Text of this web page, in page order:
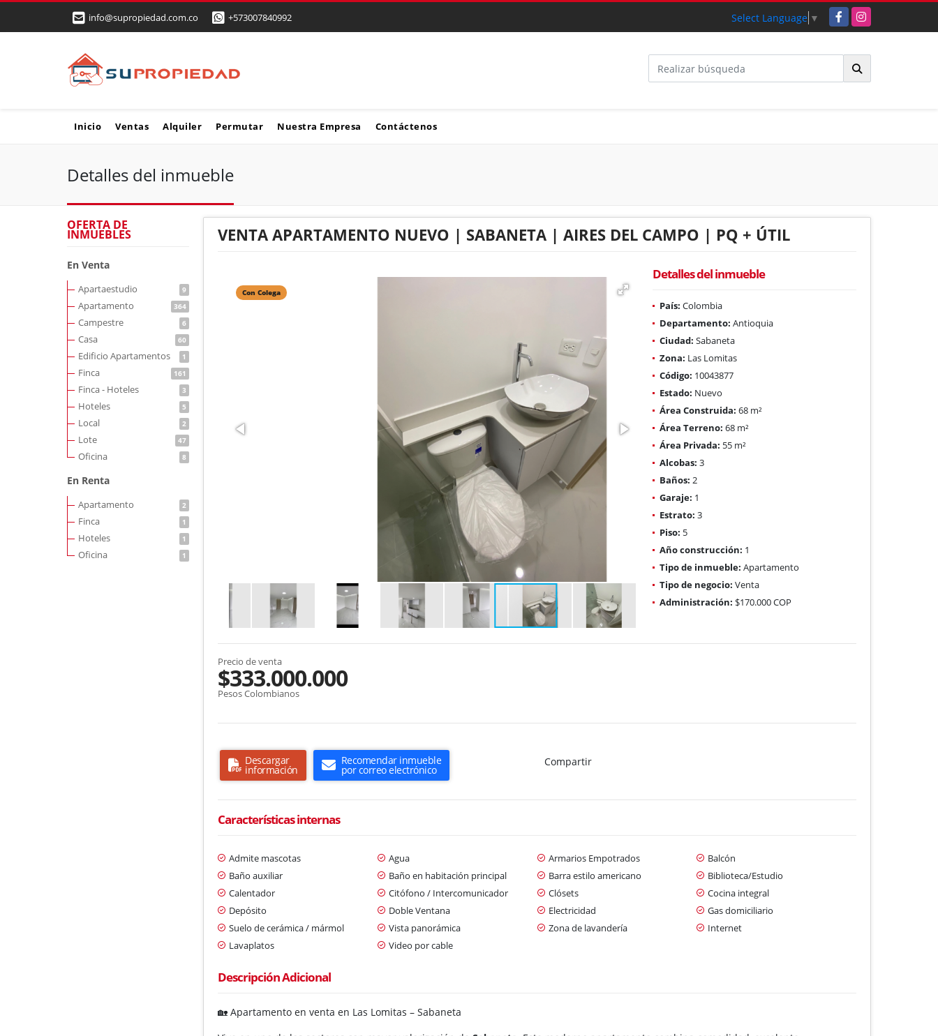
info@supropiedad.com.co +573007840992 Select Language ▼ FacebookInstagram
Inicio Ventas Alquiler Permutar Nuestra Empresa Contáctenos
Detalles del inmueble
OFERTA DE
INMUEBLES
En Venta
Apartaestudio 9
Apartamento 364
Campestre 6
Casa 60
Edificio Apartamentos 1
Finca 161
Finca - Hoteles 3
Hoteles 5
Local 2
Lote 47
Oficina 8
En Renta
Apartamento 2
Finca 1
Hoteles 1
Oficina 1
VENTA APARTAMENTO NUEVO | SABANETA | AIRES DEL CAMPO | PQ + ÚTIL
Con Colega
Detalles del inmueble
País: Colombia
Departamento: Antioquia
Ciudad: Sabaneta
Zona: Las Lomitas
Código: 10043877
Estado: Nuevo
Área Construida: 68 m²
Área Terreno: 68 m²
Área Privada: 55 m²
Alcobas: 3
Baños: 2
Garaje: 1
Estrato: 3
Piso: 5
Año construcción: 1
Tipo de inmueble: Apartamento
Tipo de negocio: Venta
Administración: $170.000 COP
Precio de venta
$333.000.000
Pesos Colombianos
Descargar
información
Recomendar inmueble
por correo electrónico
Compartir
Características internas
Admite mascotas Agua Armarios Empotrados
Balcón
Baño auxiliar
Baño en habitación principal Barra estilo americano
Biblioteca/Estudio
Calentador
Citófono / Intercomunicador Clósets
Cocina integral
Depósito
Doble Ventana Electricidad
Gas domiciliario
Suelo de cerámica / mármol
Vista panorámica Zona de lavandería
Internet
Lavaplatos
Video por cable
Descripción Adicional
🏡 Apartamento en venta en Las Lomitas – Sabaneta